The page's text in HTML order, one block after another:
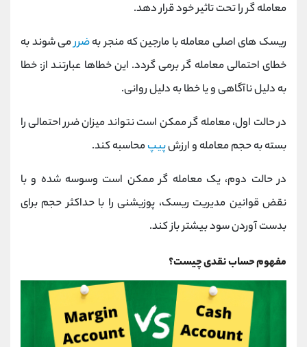
معامله گر را تحت تاثیر خود قرار دهد.
ریسک‌ های اصلی معامله با مارجین که منجر بهضررمی ‌شوند به
خطای احتمالی معامله ‌گر برمی ‌گردد. این خطاها عبارتند از: خطا
به دلیل ناآگاهی و یا خطا به دلیل روانی.
در حالت اول، معامله ‌گر ممکن است نتواند میزان ضرر احتمالی را
بسته به حجم معامله و ارزشپیپمحاسبه کند.
در حالت دوم، یک معامله گر ممکن است وسوسه شده و با
نقض قوانین مدیریت ریسک، پوزیشنی را با حداکثر حجم برای
بدست آوردن سود بیشتر باز کند.
مفهوم حساب نقدی چیست؟